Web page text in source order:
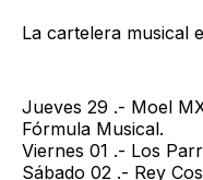
La cartelera musical
Jueves 29 .- Moel
Fórmula Musical.
Viernes 01 .- Los
Sábado 02 .- Rey